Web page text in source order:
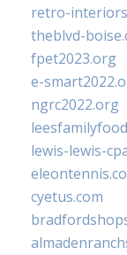
retro-
theblvd-
fpet2023.org
e-
ngrc2022.org
lewis-lewis-
cyetus.com